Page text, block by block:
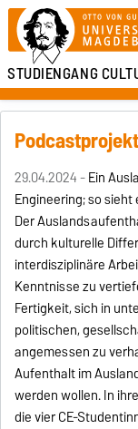
STUDIENGANG
29.04.2024 -Ein
Engineering; so
Der
durch kulturelle
interdisziplinäre
Kenntnisse zu
Fertigkeit, sich in
politischen,
angemessen zu
Aufenthalt im
werden wollen. In
die vier CE-